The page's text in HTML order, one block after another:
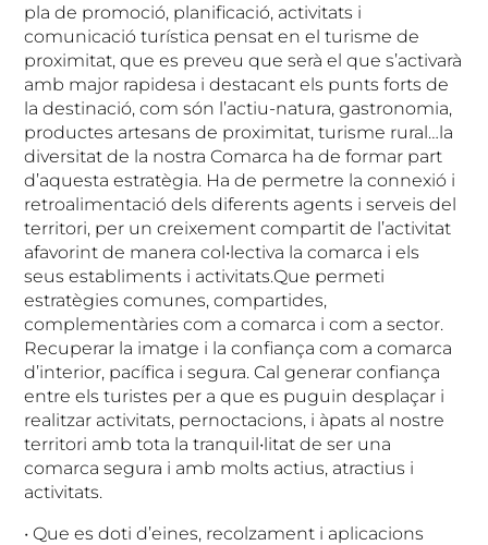
pla de promoció, planificació, activitats i
comunicació turística pensat en el turisme de
proximitat, que es preveu que serà el que s’activarà
amb major rapidesa i destacant els punts forts de
la destinació, com són l’actiu-natura, gastronomia,
productes artesans de proximitat, turisme rural…la
diversitat de la nostra Comarca ha de formar part
d’aquesta estratègia. Ha de permetre la connexió i
retroalimentació dels diferents agents i serveis del
territori, per un creixement compartit de l’activitat
afavorint de manera col•lectiva la comarca i els
seus establiments i activitats.Que permeti
estratègies comunes, compartides,
complementàries com a comarca i com a sector.
Recuperar la imatge i la confiança com a comarca
d’interior, pacífica i segura. Cal generar confiança
entre els turistes per a que es puguin desplaçar i
realitzar activitats, pernoctacions, i àpats al nostre
territori amb tota la tranquil•litat de ser una
comarca segura i amb molts actius, atractius i
activitats.
• Que es doti d’eines, recolzament i aplicacions